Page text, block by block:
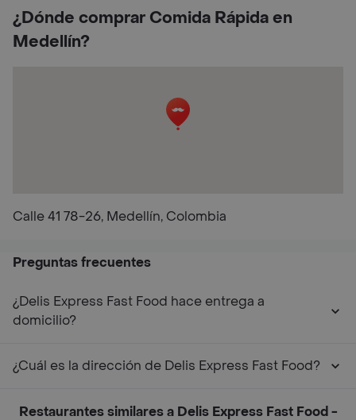
¿Dónde comprar Comida Rápida en
Medellín?
Calle 41 78-26, Medellín, Colombia
Preguntas frecuentes
¿Delis Express Fast Food hace entrega a
domicilio?
¿Cuál es la dirección de Delis Express Fast Food?
Restaurantes similares a Delis Express Fast Food -